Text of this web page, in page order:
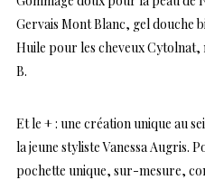
Gervais Mont Blanc, gel douche
Huile pour les cheveux Cytolnat,
B.
Et le + : une création unique au
la jeune styliste Vanessa Augris.
pochette unique, sur-mesure,